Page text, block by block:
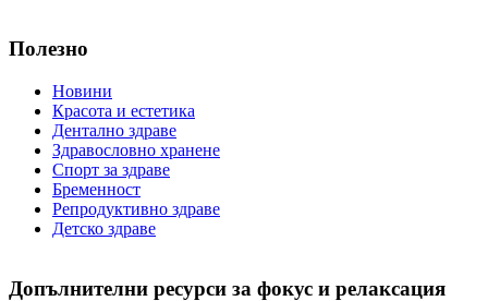
Полезно
Новини
Красота и естетика
Дентално здраве
Здравословно хранене
Спорт за здраве
Бременност
Репродуктивно здраве
Детско здраве
Допълнителни ресурси за фокус и релаксация